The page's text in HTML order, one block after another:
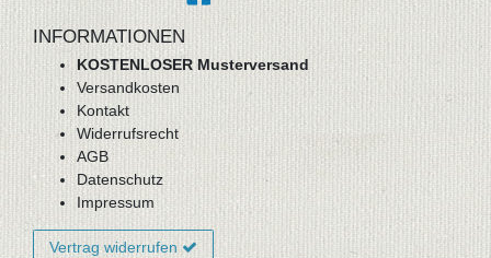
INFORMATIONEN
KOSTENLOSER Musterversand
Versandkosten
Kontakt
Widerrufsrecht
AGB
Datenschutz
Impressum
Vertrag widerrufen